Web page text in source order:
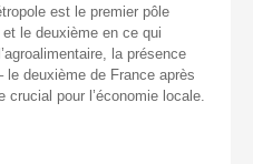
est le premier pôle
le deuxième en ce qui
la présence
le deuxième de France après
pour l’économie locale.